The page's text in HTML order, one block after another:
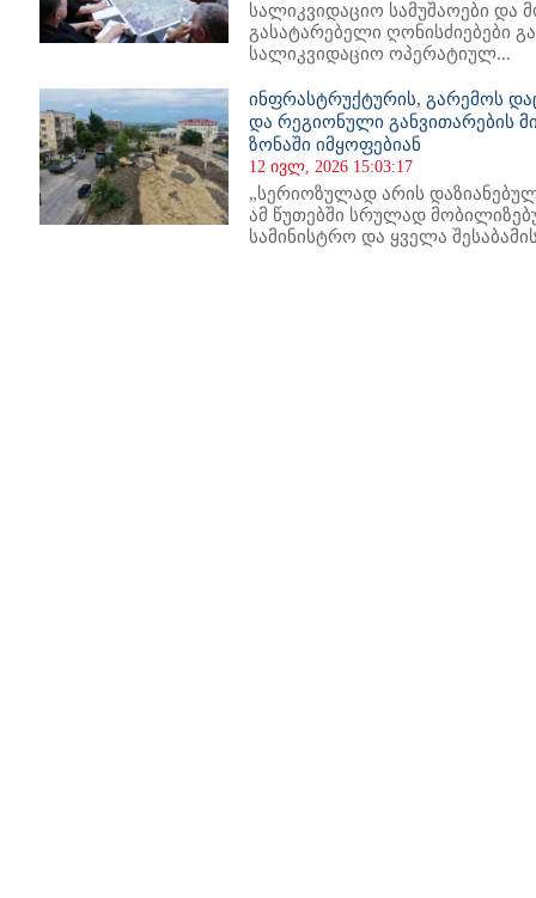
სალიკვიდაციო სამუშაოები და
გასატარებელი ღონისძიებები
სალიკვიდაციო ოპერატიულ...
ინფრასტრუქტურის, გარემოს
და რეგიონული განვითარების
ზონაში იმყოფებიან
12 ივლ, 2026 15:03:17
„სერიოზულად არის
ამ წუთებში სრულად
სამინისტრო და ყველა